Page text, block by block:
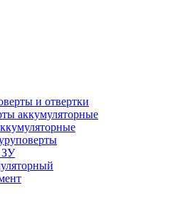
и отвертки
аккумуляторные
ЗУ